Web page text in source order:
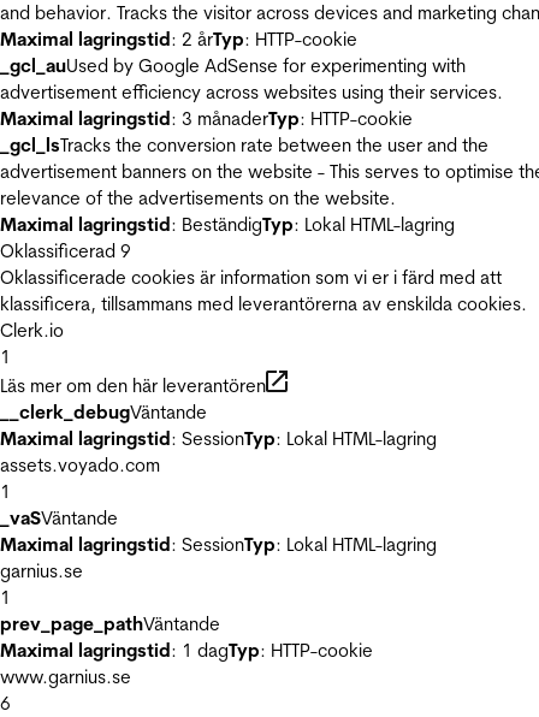
and behavior. Tracks the visitor across devices and marketing
Maximal lagringstid: 2 årTyp: HTTP-cookie
_gcl_auUsed by Google AdSense for experimenting with
advertisement efficiency across websites using their services.
Maximal lagringstid: 3 månaderTyp: HTTP-cookie
_gcl_lsTracks the conversion rate between the user and the
advertisement banners on the website - This serves to optimise
relevance of the advertisements on the website.
Maximal lagringstid: BeständigTyp: Lokal HTML-lagring
Oklassificerad 9
Oklassificerade cookies är information som vi er i färd med att
klassificera, tillsammans med leverantörerna av enskilda cookies.
Clerk.io
1
Läs mer om den här leverantören
__clerk_debugVäntande
Maximal lagringstid: SessionTyp: Lokal HTML-lagring
assets.voyado.com
1
_vaSVäntande
Maximal lagringstid: SessionTyp: Lokal HTML-lagring
garnius.se
1
prev_page_pathVäntande
Maximal lagringstid: 1 dagTyp: HTTP-cookie
www.garnius.se
6